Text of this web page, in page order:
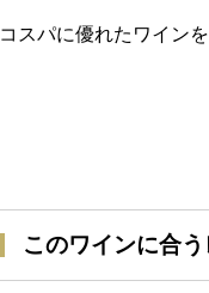
コスパに優れたワイン
このワインに合